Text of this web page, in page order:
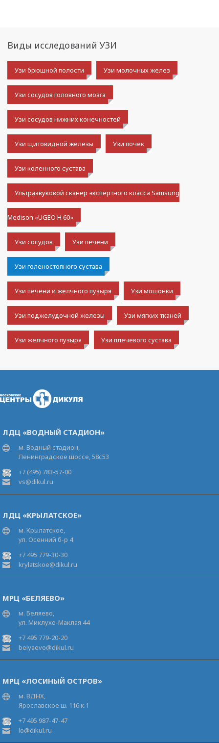
Виды исследований УЗИ
Узи брюшной полости Узи молочных желез
Узи сосудов головного мозга
Узи сосудов нижних конечностей
Узи щитовидной железы Узи почек
Узи коленного сустава
Ультразвуковой сканер экспертного класса Samsung
Medison «UGEO H 60»
Узи сосудов Узи печени
Узи голеностопного сустава
Узи печени и желчного пузыря Узи мошонки
Узи поджелудочной железы Узи мягких тканей
Узи желчного пузыря Узи плечевого сустава
ЛДЦ «ВОДНЫЙ СТАДИОН»
м. Водный стадион,
Ленинградское шоссе, 58с53
+7 (495) 783-57-00
vs@dikul.ru
ЛДЦ «КРЫЛАТСКОЕ»
м. Крылатское,
ул. Осенний б-р 4
+7 495 779-30-30
krylatskoe@dikul.ru
МРЦ «БЕЛЯЕВО»
м. Беляево,
ул. Миклухо-Маклая 44
+7 495 779-20-20
belyaevo@dikul.ru
МРЦ «ЛОСИНЫЙ ОСТРОВ»
м. ВДНХ,
Ярославское ш. 116 к.1
+7 495 987-47-47
lo@dikul.ru